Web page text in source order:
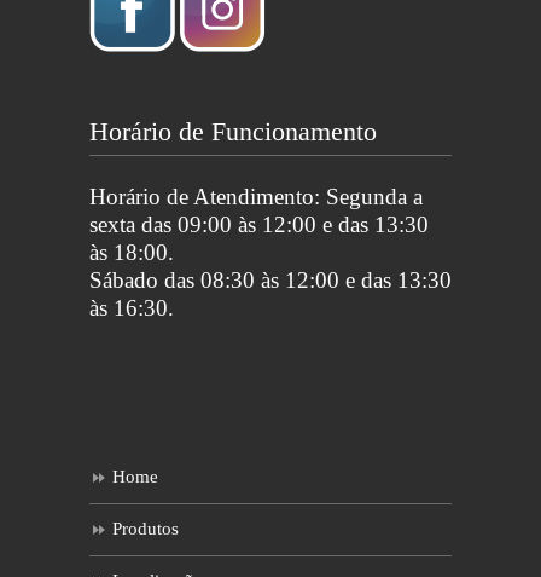
Horário de Funcionamento
Horário de Atendimento: Segunda a
sexta das 09:00 às 12:00 e das 13:30
às 18:00.
Sábado das 08:30 às 12:00 e das 13:30
às 16:30.
Home
Produtos